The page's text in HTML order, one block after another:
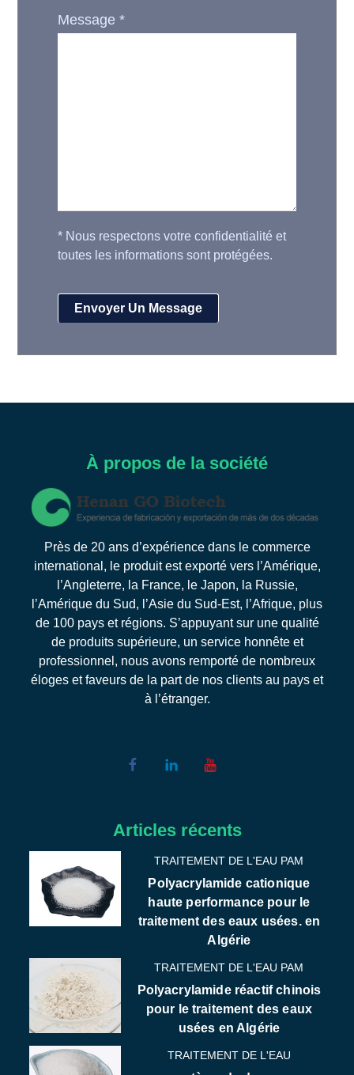
Message*
* Nous respectons votre confidentialité et
toutes les informations sont protégées.
À propos de la société
Près de 20 ans d’expérience dans le commerce
international, le produit est exporté vers l’Amérique,
l’Angleterre, la France, le Japon, la Russie,
l’Amérique du Sud, l’Asie du Sud-Est, l’Afrique, plus
de 100 pays et régions. S’appuyant sur une qualité
de produits supérieure, un service honnête et
professionnel, nous avons remporté de nombreux
éloges et faveurs de la part de nos clients au pays et
à l’étranger.
Articles récents
TRAITEMENT DE L'EAU PAM
Polyacrylamide cationique
haute performance pour le
traitement des eaux usées. en
Algérie
TRAITEMENT DE L'EAU PAM
Polyacrylamide réactif chinois
pour le traitement des eaux
usées en Algérie
TRAITEMENT DE L'EAU